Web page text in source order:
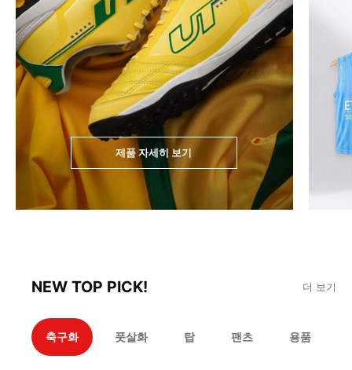
제품 자세히 보기
NEW TOP PICK! 더 보기
축구화 풋살화 탑 팬츠 용품